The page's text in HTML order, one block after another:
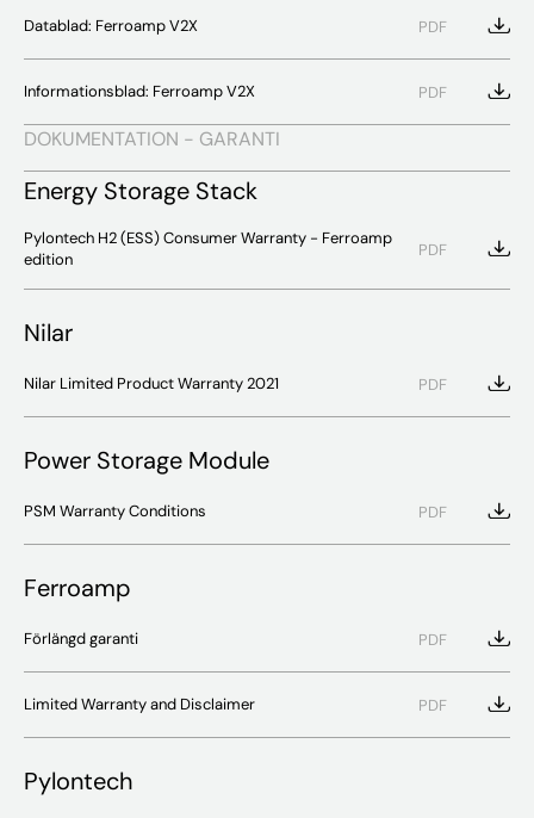
Datablad: Ferroamp V2X PDF
Informationsblad: Ferroamp V2X PDF
DOKUMENTATION - GARANTI
Energy Storage Stack
Pylontech H2 (ESS) Consumer Warranty - Ferroamp
edition
PDF
Nilar
Nilar Limited Product Warranty 2021 PDF
Power Storage Module
PSM Warranty Conditions PDF
Ferroamp
Förlängd garanti PDF
Limited Warranty and Disclaimer PDF
Pylontech